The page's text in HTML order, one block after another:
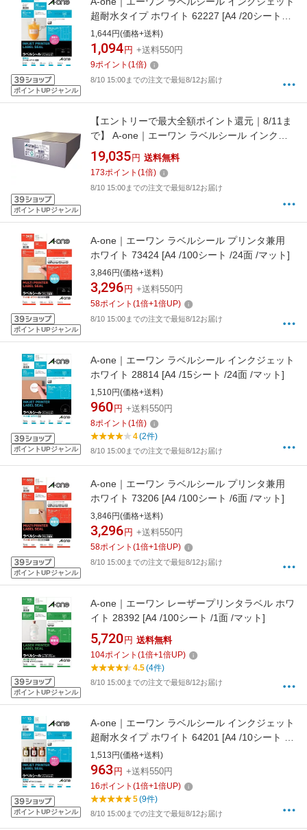
ポイントUPジャンル
超耐水タイプ ホワイト 62227 [A4 /20シート
/27面 /マット]
1,644円(価格+送料)
1,094 円 +送料550円
9ポイント (1倍)
8/10 15:00までの注文で最短8/12お届け
ポイントUPジャンル
【エントリーで最大全額ポイント還元｜8/11ま
で】 A-one｜エーワン ラベルシール インクジ
ェット 四辺余白付 ホワイト 28946 [A4 /500シ
ート /44面 /マット]
19,035 円 送料無料
173ポイント (1倍)
8/10 15:00までの注文で最短8/12お届け
ポイントUPジャンル
A-one｜エーワン ラベルシール プリンタ兼用
ホワイト 73424 [A4 /100シート /24面 /マット]
3,846円(価格+送料)
3,296 円 +送料550円
58ポイント (1倍+1倍UP)
8/10 15:00までの注文で最短8/12お届け
ポイントUPジャンル
A-one｜エーワン ラベルシール インクジェット
ホワイト 28814 [A4 /15シート /24面 /マット]
1,510円(価格+送料)
960 円 +送料550円
8ポイント (1倍)
4(2件)
8/10 15:00までの注文で最短8/12お届け
ポイントUPジャンル
A-one｜エーワン ラベルシール プリンタ兼用
ホワイト 73206 [A4 /100シート /6面 /マット]
3,846円(価格+送料)
3,296 円 +送料550円
58ポイント (1倍+1倍UP)
8/10 15:00までの注文で最短8/12お届け
ポイントUPジャンル
A-one｜エーワン レーザープリンタラベル ホワ
イト 28392 [A4 /100シート /1面 /マット]
5,720 円 送料無料
104ポイント (1倍+1倍UP)
4.5(4件)
8/10 15:00までの注文で最短8/12お届け
ポイントUPジャンル
A-one｜エーワン ラベルシール インクジェット
超耐水タイプ ホワイト 64201 [A4 /10シート /1
面 /光沢]
1,513円(価格+送料)
963 円 +送料550円
16ポイント (1倍+1倍UP)
5(9件)
8/10 15:00までの注文で最短8/12お届け